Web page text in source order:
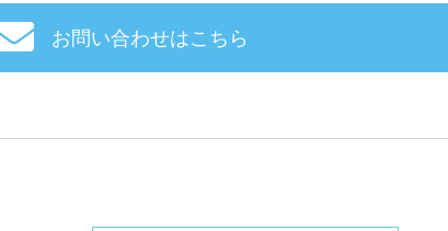
お問い合わせはこちら